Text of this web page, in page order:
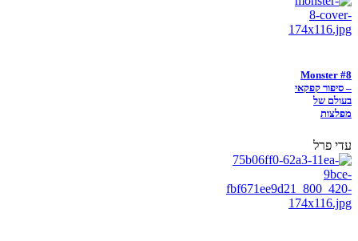
Monster #8
– סיפור קפקאי
בעולם של
מפלצות
עדי פרל